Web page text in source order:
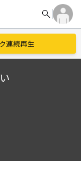
search
連続再生